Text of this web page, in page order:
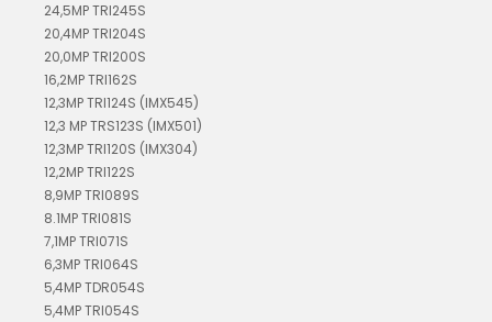
24,5MP TRI245S
20,4MP TRI204S
20,0MP TRI200S
16,2MP TRI162S
12,3MP TRI124S (IMX545)
12,3 MP TRS123S (IMX501)
12,3MP TRI120S (IMX304)
12,2MP TRI122S
8,9MP TRI089S
8.1MP TRI081S
7,1MP TRI071S
6,3MP TRI064S
5,4MP TDR054S
5,4MP TRI054S